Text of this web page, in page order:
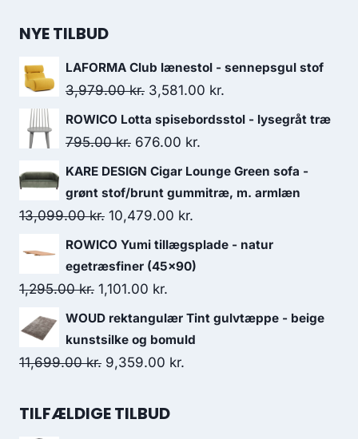
NYE TILBUD
LAFORMA Club lænestol - sennepsgul stof
3,979.00kr. 3,581.00 kr.
ROWICO Lotta spisebordsstol - lysegråt træ
795.00kr. 676.00 kr.
KARE DESIGN Cigar Lounge Green sofa -
grønt stof/brunt gummitræ, m. armlæn
13,099.00kr. 10,479.00 kr.
ROWICO Yumi tillægsplade - natur
egetræsfiner (45x90)
1,295.00kr. 1,101.00 kr.
WOUD rektangulær Tint gulvtæppe - beige
kunstsilke og bomuld
11,699.00kr. 9,359.00 kr.
TILFÆLDIGE TILBUD